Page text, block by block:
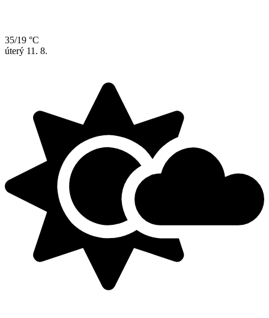
35/19 °C
úterý 11. 8.